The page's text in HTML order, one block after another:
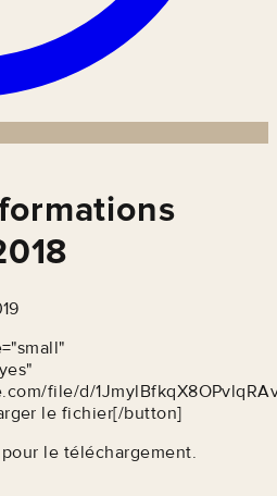
file/d/
le fichier[/button]
le téléchargement.